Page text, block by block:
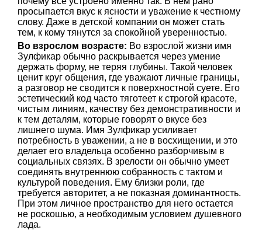
просыпается вкус к ясности и уважение к честному
слову. Даже в детской компании он может стать
тем, к кому тянутся за спокойной уверенностью.
Во взрослом возрасте: Во взрослой жизни имя
Зулфикар обычно раскрывается через умение
держать форму, не теряя глубины. Такой человек
ценит круг общения, где уважают личные границы,
а разговор не сводится к поверхностной суете. Его
эстетический код часто тяготеет к строгой красоте,
чистым линиям, качеству без демонстративности и
к тем деталям, которые говорят о вкусе без
лишнего шума. Имя Зулфикар усиливает
потребность в уважении, а не в восхищении, и это
делает его владельца особенно разборчивым в
социальных связях. В зрелости он обычно умеет
соединять внутреннюю собранность с тактом и
культурой поведения. Ему близки роли, где
требуется авторитет, а не показная доминантность.
При этом личное пространство для него остается
не роскошью, а необходимым условием душевного
лада.